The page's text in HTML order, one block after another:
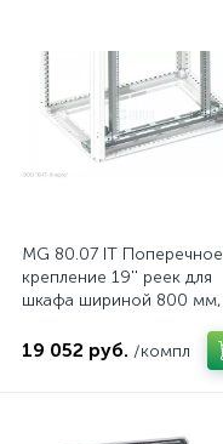
MG 80.07 IT Поперечное
крепление 19'' реек для
шкафа шириной 800 мм,
19 052 руб. /компл